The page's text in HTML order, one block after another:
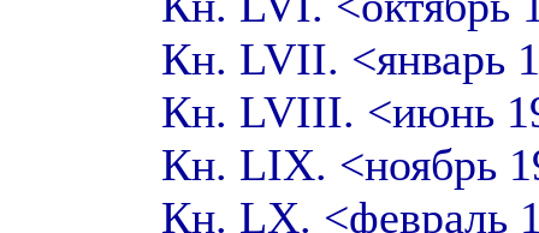
Кн. LVII. <январь
Кн. LVIII. <июнь
Кн. LIX. <ноябрь
Кн. LX. <февраль